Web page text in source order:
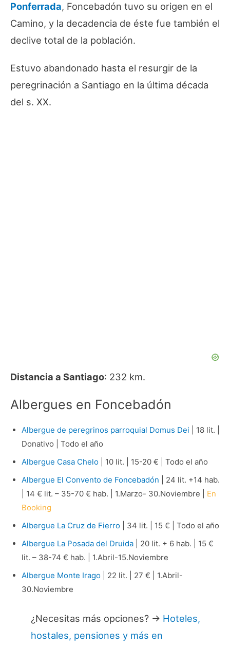
Ponferrada, Foncebadón tuvo su origen en el
Camino, y la decadencia de éste fue también el
declive total de la población.
Estuvo abandonado hasta el resurgir de la
peregrinación a Santiago en la última década
del s. XX.
Distancia a Santiago: 232 km.
Albergues en Foncebadón
Albergue de peregrinos parroquial Domus Dei | 18 lit. |
Donativo | Todo el año
Albergue Casa Chelo| 10 lit. | 15-20 € | Todo el año
Albergue El Convento de Foncebadón | 24 lit. +14 hab.
| 14 € lit. – 35-70 € hab. | 1.Marzo- 30.Noviembre | En
Booking
Albergue La Cruz de Fierro| 34 lit. | 15 € | Todo el año
Albergue La Posada del Druida| 20 lit. + 6 hab. | 15 €
lit. – 38-74 € hab. | 1.Abril-15.Noviembre
Albergue Monte Irago| 22 lit. | 27 € | 1.Abril-
30.Noviembre
¿Necesitas más opciones? → Hoteles,
hostales, pensiones y más en